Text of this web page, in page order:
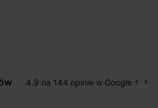
4.9 na 144 opinie w Google keyboard_arrow_left keyboard_arrow_right